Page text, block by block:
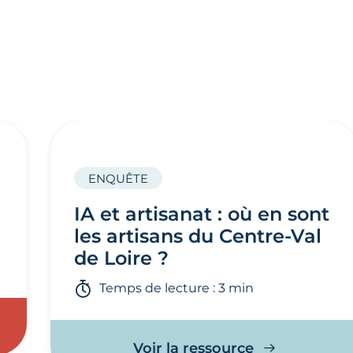
IA et artisanat : où en sont
les artisans du Centre-Val
de Loire ?
ENQUÊTE
Temps de lecture : 3 min
Voir la ressource